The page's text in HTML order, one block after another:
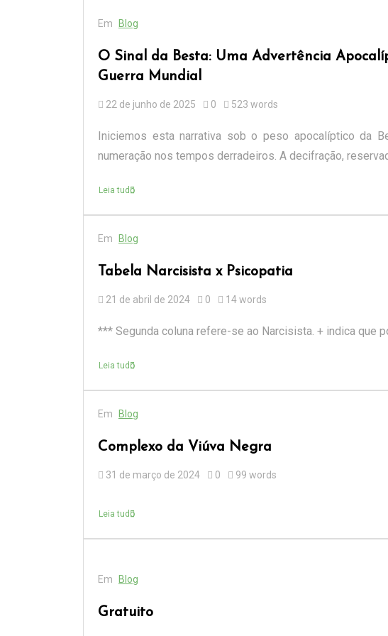
Em Blog
O Sinal da Besta: Uma Advertência
Guerra Mundial
22 de junho de 2025 0 523 words
Iniciemos esta narrativa sob o peso apocalíptico da
numeração nos tempos derradeiros. A decifração,
Leia tudo
Em Blog
Tabela Narcisista x Psicopatia
21 de abril de 2024 0 14 words
*** Segunda coluna refere-se ao Narcisista. + indica que
Leia tudo
Em Blog
Complexo da Viúva Negra
31 de março de 2024 0 99 words
Leia tudo
Em Blog
Gratuito